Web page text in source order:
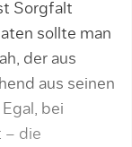
Sorgfalt
sollte man
der aus
aus seinen
bei
– die